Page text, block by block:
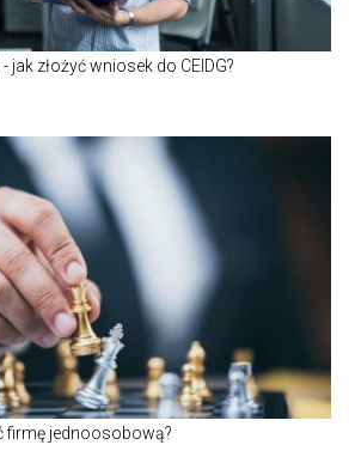
jak złożyć wniosek do CEIDG?
firmę jednoosobową?